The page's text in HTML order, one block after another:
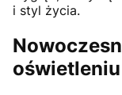
i styl życia.